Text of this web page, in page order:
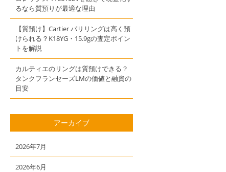
るなら質預りが最適な理由
【質預け】Cartier パリリングは高く預
けられる？K18YG・15.9gの査定ポイン
トを解説
カルティエのリングは質預けできる？
タンクフランセーズLMの価値と融資の
目安
アーカイブ
2026年7月
2026年6月